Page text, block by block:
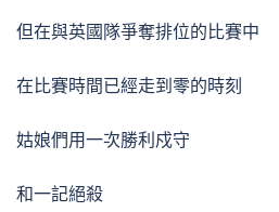
但在與英國隊爭奪排位的比賽中
在比賽時間已經走到零的時刻
姑娘們用一次勝利戍守
和一記絕殺